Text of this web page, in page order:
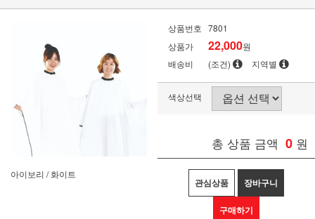
아이보리 / 화이트
상품번호 7801
상품가
22,000원
배송비
(조건) 지역별
색상선택
총 상품 금액 0 원
관심상품 장바구니
구매하기